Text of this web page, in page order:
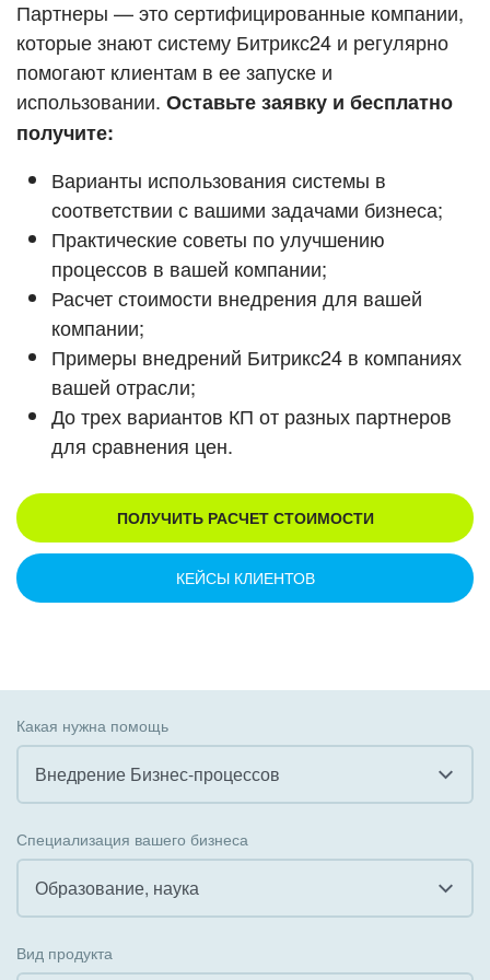
ВХОД
ВХОД
Смотреть видеокейсы
Партнеры — это сертифицированные компании,
которые знают систему Битрикс24 и регулярно
помогают клиентам в ее запуске и
использовании. Оставьте заявку и бесплатно
получите:
Варианты использования системы в
соответствии с вашими задачами бизнеса;
Практические советы по улучшению
процессов в вашей компании;
Расчет стоимости внедрения для вашей
компании;
Примеры внедрений Битрикс24 в компаниях
вашей отрасли;
До трех вариантов КП от разных партнеров
для сравнения цен.
ПОЛУЧИТЬ РАСЧЕТ СТОИМОСТИ
КЕЙСЫ КЛИЕНТОВ
Какая нужна помощь
Внедрение Бизнес-процессов
Внедрение КЭДО
Интеграция с 1С
Специализация вашего бизнеса
Образование, наука
Вид продукта